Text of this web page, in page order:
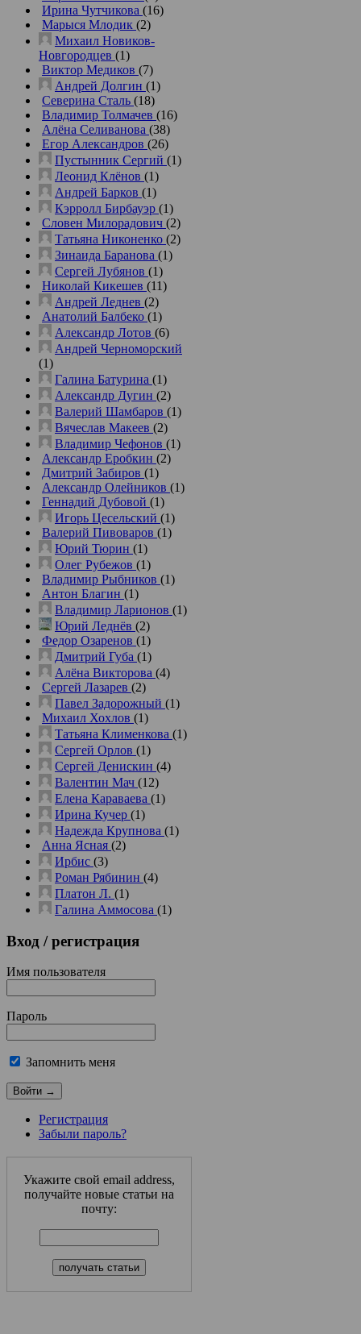
Ирина Чутчикова (16)
Марыся Млодик (2)
Михаил Новиков-
Новгородцев (1)
Виктор Медиков (7)
Андрей Долгин (1)
Северина Сталь (18)
Владимир Толмачев (16)
Алёна Селиванова (38)
Егор Александров (26)
Пустынник Сергий (1)
Леонид Клёнов (1)
Андрей Барков (1)
Кэрролл Бирбауэр (1)
Словен Милорадович (2)
Татьяна Никоненко (2)
Зинаида Баранова (1)
Сергей Лубянов (1)
Николай Кикешев (11)
Андрей Леднев (2)
Анатолий Балбеко (1)
Александр Лотов (6)
Андрей Черноморский
(1)
Галина Батурина (1)
Александр Дугин (2)
Валерий Шамбаров (1)
Вячеслав Макеев (2)
Владимир Чефонов (1)
Александр Еробкин (2)
Дмитрий Забиров (1)
Александр Олейников (1)
Геннадий Дубовой (1)
Игорь Цесельский (1)
Валерий Пивоваров (1)
Юрий Тюрин (1)
Олег Рубежов (1)
Владимир Рыбников (1)
Антон Благин (1)
Владимир Ларионов (1)
Юрий Леднёв (2)
Федор Озаренов (1)
Дмитрий Губа (1)
Алёна Викторова (4)
Сергей Лазарев (2)
Павел Задорожный (1)
Михаил Хохлов (1)
Татьяна Клименкова (1)
Сергей Орлов (1)
Сергей Денискин (4)
Валентин Мач (12)
Елена Караваева (1)
Ирина Кучер (1)
Надежда Крупнова (1)
Анна Ясная (2)
Ирбис (3)
Роман Рябинин (4)
Платон Л. (1)
Галина Аммосова (1)
Вход / регистрация
Имя пользователя
Пароль
Запомнить меня
Регистрация
Забыли пароль?
Укажите свой email address,
получайте новые статьи на
почту: